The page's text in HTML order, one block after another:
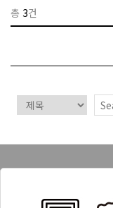
총 3건